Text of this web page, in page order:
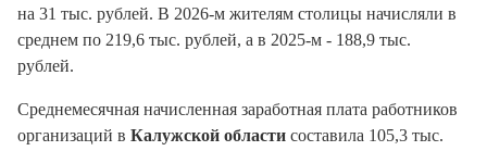
на 31 тыс. рублей. В 2026-м жителям столицы начисляли в
среднем по 219,6 тыс. рублей, а в 2025-м - 188,9 тыс.
рублей.
Среднемесячная начисленная заработная плата работников
организаций в Калужской области составила 105,3 тыс.